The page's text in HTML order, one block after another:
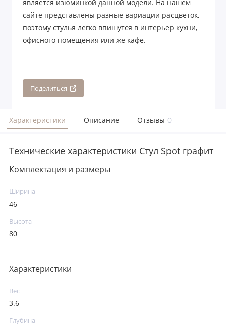
является изюминкой данной модели. На нашем
сайте представлены разные вариации расцветок,
поэтому стулья легко впишутся в интерьер кухни,
офисного помещения или же кафе.
Поделиться
Характеристики Описание Отзывы 0
Технические характеристики Стул Spot графит
Комплектация и размеры
Ширина
46
Высота
80
Характеристики
Вес
3.6
Глубина